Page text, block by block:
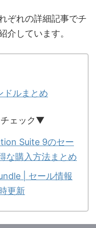
ぞれの詳細記事でチ
介しています。
ドルまとめ
ェック▼
Suite 9のセー
な購入方法まとめ
| セール情報
更新